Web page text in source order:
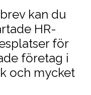
kan du
HR-
för
företag i
och mycket